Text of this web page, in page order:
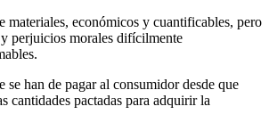
materiales, económicos y cuantificables, pero
perjuicios morales difícilmente
se han de pagar al consumidor desde que
cantidades pactadas para adquirir la